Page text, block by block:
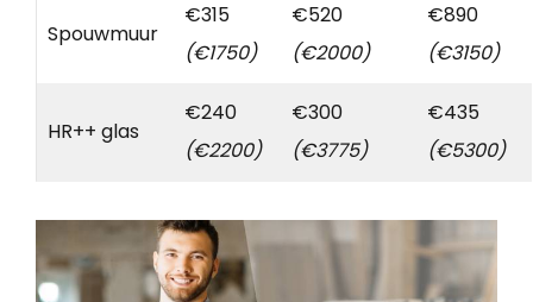
Spouwmuur
€315
(€1750)
€520
(€2000)
€890
(€3150)
HR++ glas
€240
(€2200)
€300
(€3775)
€435
(€5300)